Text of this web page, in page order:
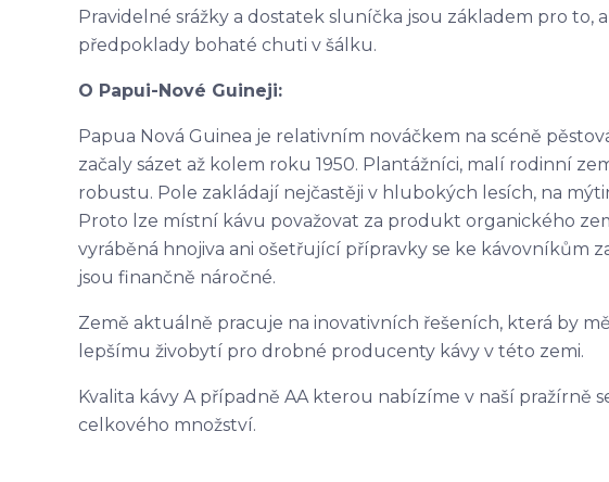
Pravidelné srážky a dostatek sluníčka jsou základem pro to,
předpoklady bohaté chuti v šálku.
O Papui-Nové Guineji:
Papua Nová Guinea je relativním nováčkem na scéně
začaly sázet až kolem roku 1950. Plantážníci, malí rodinní
robustu. Pole zakládají nejčastěji v hlubokých lesích, na
Proto lze místní kávu považovat za produkt organického
vyráběná hnojiva ani ošetřující přípravky se ke kávovníkům
jsou finančně náročné.
Země aktuálně pracuje na inovativních řešeních, která by
lepšímu živobytí pro drobné producenty kávy v této zemi.
Kvalita kávy A případně AA kterou nabízíme v naší pražírně
celkového množství.